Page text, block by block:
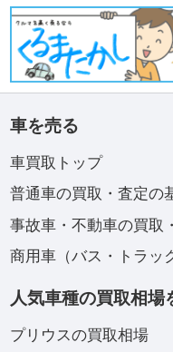
車を売る
車買取トップ
普通車の買取・査定の
事故車・不動車の買取
商用車（バス・トラッ
人気車種の買取相場
プリウスの買取相場